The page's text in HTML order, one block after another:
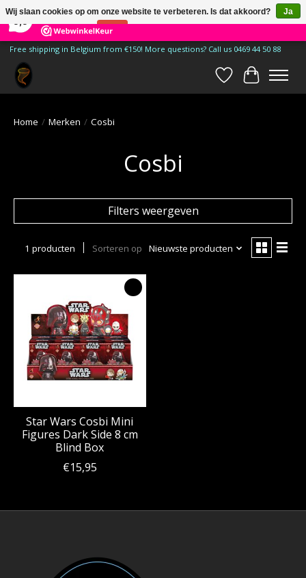
185 Reviews ×
Free shipping in Belgium from €150! More questions? Call us 0469 44 50 88
Verlanglijst
Home / Merken / Cosbi
Cosbi
Filters weergeven
1 producten Sorteren op Nieuwste producten
Star Wars Cosbi Mini
Figures Dark Side 8 cm
Blind Box
€15,95
Wij slaan cookies op om onze website te verbeteren. Is dat akkoord?
Ja
Nee